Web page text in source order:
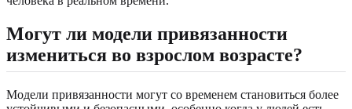
Могут ли модели привязанности
измениться во взрослом возрасте?
Модели привязанности могут со временем становиться более